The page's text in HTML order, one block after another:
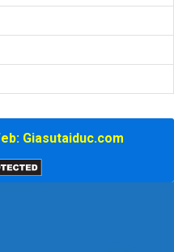
Giasutaiduc.com